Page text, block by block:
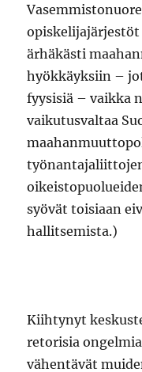
ärhäkästi
hyökkäyksiin –
fyysisiä – vaikka
vaikutusvaltaa
syövät toisiaan
hallitsemista.)
Kiihtynyt
retorisia
vähentävät